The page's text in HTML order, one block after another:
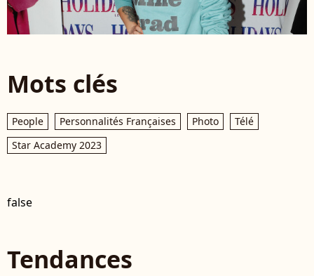
Mots clés
People Personnalités Françaises Photo
Télé
Star Academy 2023
false
Tendances